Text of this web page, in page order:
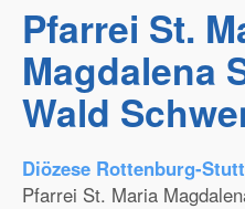
Pfarrei St.
Magdalena
Wald
Diözese Rottenburg-
Pfarrei St. Maria